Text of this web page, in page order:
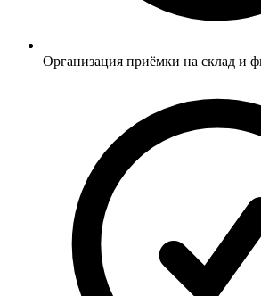
Организация приёмки на склад и